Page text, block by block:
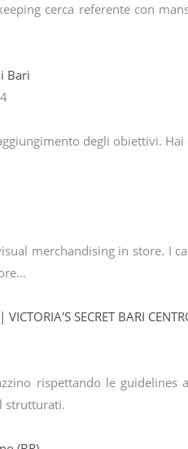
cerca referente con
Bari
degli obiettivi.
merchandising in store. I
SECRET BARI
rispettando le guidelines
strutturati.